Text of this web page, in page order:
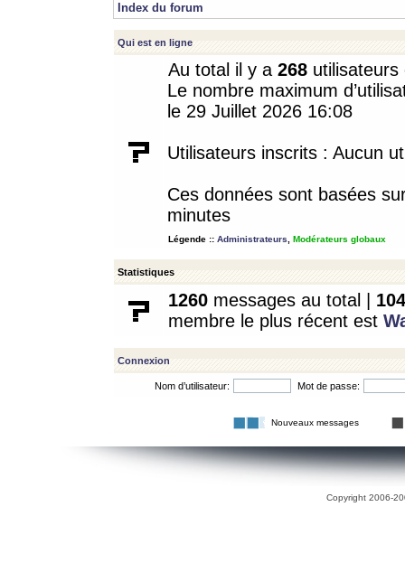
Index du forum
Qui est en ligne
Au total il y a 268
Le nombre maximum
le 29 Juillet 2026 16:08
Utilisateurs inscrits : Aucun
Ces données sont basées
minutes
Légende :: Administrateurs Modérateurs globaux
Statistiques
1260 messages au total | 104
membre le plus récent est
Connexion
Nom d’utilisateur: Mot de passe:
Nouveaux messages
Copyright 2006-